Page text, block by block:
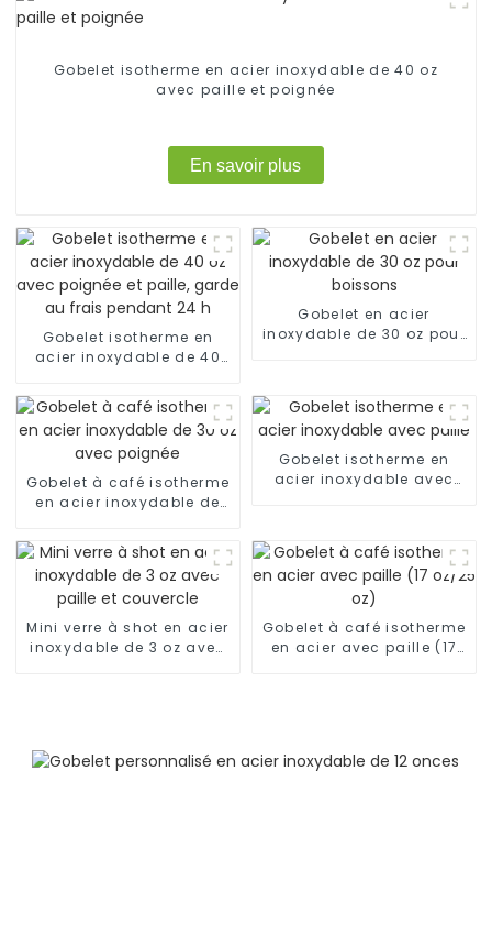
Gobelet isotherme en acier inoxydable de 40 oz
avec paille et poignée
En savoir plus
Gobelet isotherme en
acier inoxydable de 40
garde au frais pendant
24 h
Gobelet en acier
inoxydable de 30 oz pour
Gobelet à café isotherme
en acier inoxydable de
Gobelet isotherme en
acier inoxydable avec
Mini verre à shot en acier
inoxydable de 3 oz avec
Gobelet à café isotherme
en acier avec paille (17